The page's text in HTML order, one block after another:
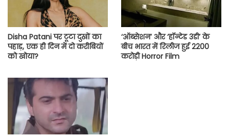
Disha Patani पर टूटा दुखों का
पहाड़, एक ही दिन में दो करीबियों
को खोया?
‘ऑब्सेशन’ और ‘हॉन्टेड 3डी’ के
बीच भारत में रिलीज हुई 2200
करोड़ी Horror Film